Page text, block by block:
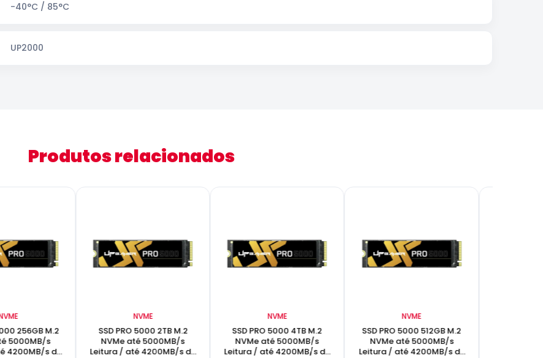
-40°C / 85°C
UP2000
Produtos relacionados
256GB M.2
5000MB/s
4200MB/s de
NVME
SSD PRO 5000 2TB M.2
NVMe até 5000MB/s
Leitura / até 4200MB/s de
NVME
SSD PRO 5000 4TB M.2
NVMe até 5000MB/s
Leitura / até 4200MB/s de
NVME
SSD PRO 5000 512GB M.2
NVMe até 5000MB/s
Leitura / até 4200MB/s de